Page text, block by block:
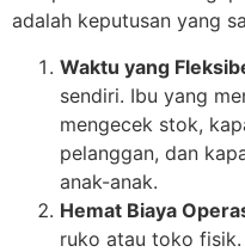
adalah keputusan yang
Waktu yang
sendiri. Ibu yang
mengecek stok,
pelanggan, dan
anak-anak.
Hemat Biaya
ruko atau toko